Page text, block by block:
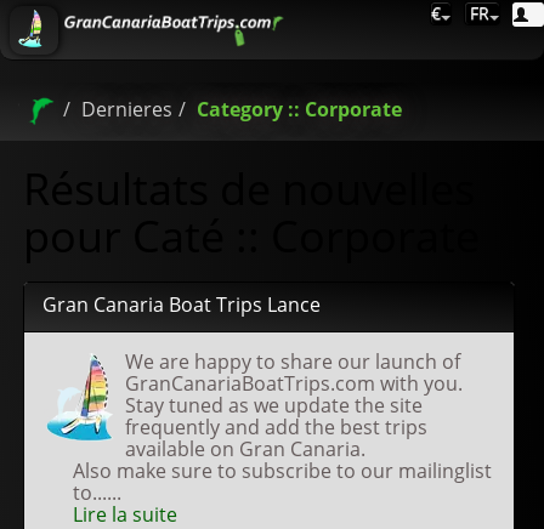
€ FR
Dernieres Category :: Corporate
Gran Canaria Boat Trips Lance
We are happy to share our launch of
GranCanariaBoatTrips.com with you.
Stay tuned as we update the site
frequently and add the best trips
available on Gran Canaria.
Also make sure to subscribe to our mailinglist
to......
Lire la suite